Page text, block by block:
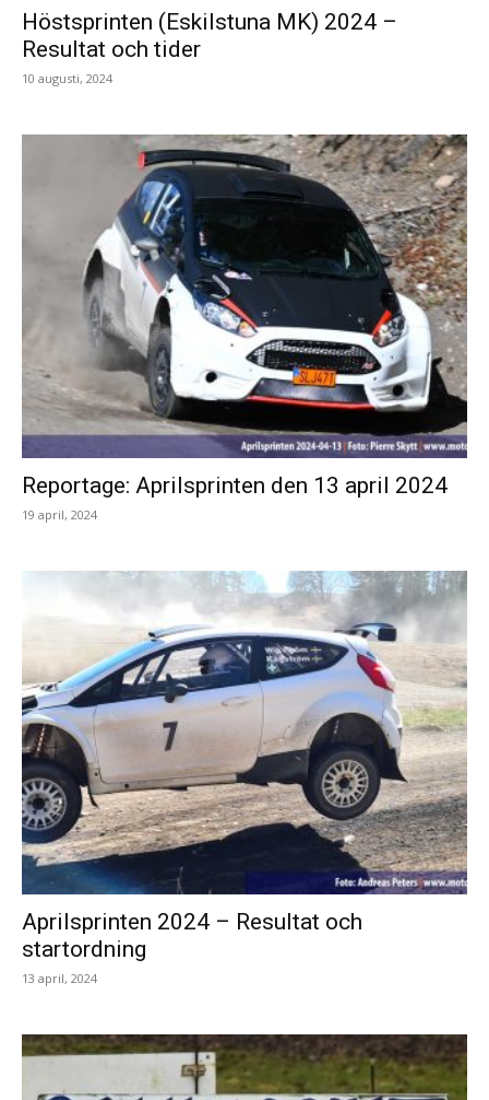
Höstsprinten (Eskilstuna MK) 2024 –
Resultat och tider
10 augusti, 2024
Reportage: Aprilsprinten den 13 april 2024
19 april, 2024
Aprilsprinten 2024 – Resultat och
startordning
13 april, 2024